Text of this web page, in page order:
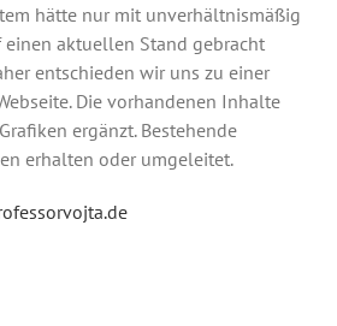
hätte nur mit unverhältnismäßig
aktuellen Stand gebracht
entschieden wir uns zu einer
Die vorhandenen Inhalte
ergänzt. Bestehende
erhalten oder umgeleitet.